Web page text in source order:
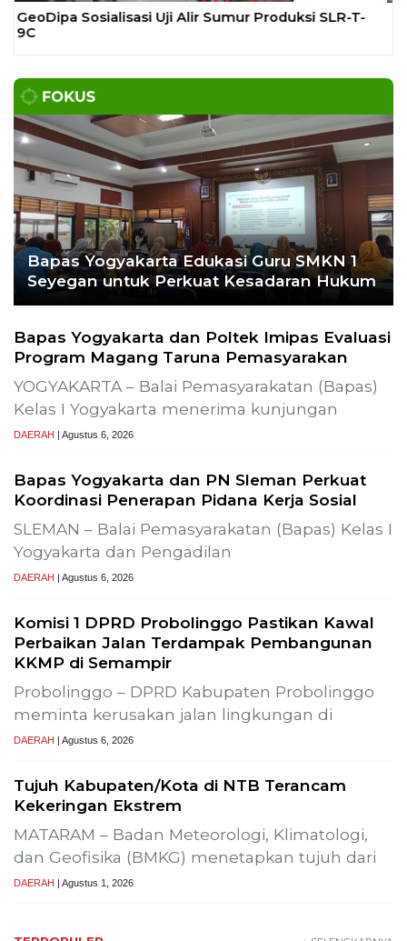
SLEMAN – Balai Pemasyarakatan (Bapas) Kelas I
Yogyakarta dan Pengadilan
Komisi 1 DPRD Probolinggo Pastikan Kawal
Perbaikan Jalan Terdampak Pembangunan
KKMP di Semampir
Probolinggo – DPRD Kabupaten Probolinggo
meminta kerusakan jalan lingkungan di
DAERAH| Agustus 6, 2026
Tujuh Kabupaten/Kota di NTB Terancam
Kekeringan Ekstrem
dan Geofisika (BMKG) menetapkan tujuh dari
DAERAH| Agustus 1, 2026
1
Sekadar Bernama Koperasi
OPINI
2
Lima Pekerja Bangunan Dibunuh
OPM, Komisi XIII: Negara Harus
NEWS
3
Buah Carica Kian Diminati, UMKM
Wonosobo Dorong Oleh-Oleh
Khas Dieng Semakin